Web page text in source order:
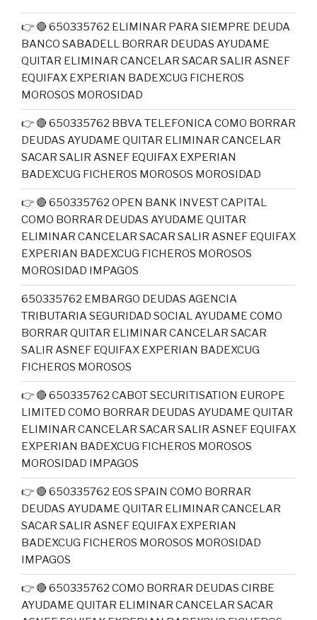
👉 🔴 650335762 ELIMINAR PARA SIEMPRE DEUDA
BANCO SABADELL BORRAR DEUDAS AYUDAME
QUITAR ELIMINAR CANCELAR SACAR SALIR ASNEF
EQUIFAX EXPERIAN BADEXCUG FICHEROS
MOROSOS MOROSIDAD
👉 🔴 650335762 BBVA TELEFONICA COMO BORRAR
DEUDAS AYUDAME QUITAR ELIMINAR CANCELAR
SACAR SALIR ASNEF EQUIFAX EXPERIAN
BADEXCUG FICHEROS MOROSOS MOROSIDAD
👉 🔴 650335762 OPEN BANK INVEST CAPITAL
COMO BORRAR DEUDAS AYUDAME QUITAR
ELIMINAR CANCELAR SACAR SALIR ASNEF EQUIFAX
EXPERIAN BADEXCUG FICHEROS MOROSOS
MOROSIDAD IMPAGOS
650335762 EMBARGO DEUDAS AGENCIA
TRIBUTARIA SEGURIDAD SOCIAL AYUDAME COMO
BORRAR QUITAR ELIMINAR CANCELAR SACAR
SALIR ASNEF EQUIFAX EXPERIAN BADEXCUG
FICHEROS MOROSOS
👉 🔴 650335762 CABOT SECURITISATION EUROPE
LIMITED COMO BORRAR DEUDAS AYUDAME QUITAR
ELIMINAR CANCELAR SACAR SALIR ASNEF EQUIFAX
EXPERIAN BADEXCUG FICHEROS MOROSOS
MOROSIDAD IMPAGOS
👉 🔴 650335762 EOS SPAIN COMO BORRAR
DEUDAS AYUDAME QUITAR ELIMINAR CANCELAR
SACAR SALIR ASNEF EQUIFAX EXPERIAN
BADEXCUG FICHEROS MOROSOS MOROSIDAD
IMPAGOS
👉 🔴 650335762 COMO BORRAR DEUDAS CIRBE
AYUDAME QUITAR ELIMINAR CANCELAR SACAR